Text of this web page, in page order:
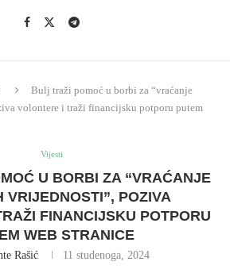
Bulj traži pomoć u borbi za “vraćanje
volontere i traži financijsku potporu putem
Vijesti
U BORBI ZA “VRAĆANJE
VRIJEDNOSTI”, POZIVA
FINANCIJSKU POTPORU
WEB STRANICE
Rašić 11 studenoga, 2024